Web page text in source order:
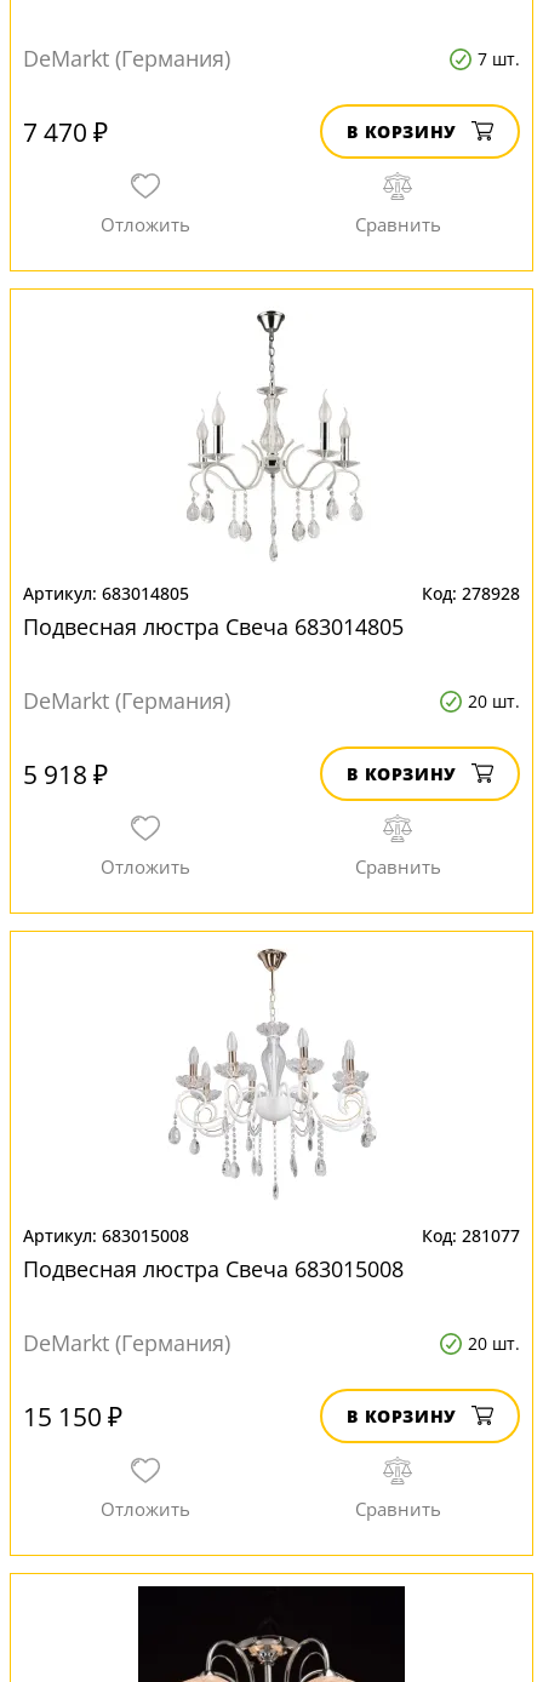
DeMarkt (Германия) 7 шт.
7 470 ₽ В КОРЗИНУ
683014805 278928
Подвесная люстра Свеча 683014805
DeMarkt (Германия) 20 шт.
5 918 ₽ В КОРЗИНУ
683015008 281077
Подвесная люстра Свеча 683015008
DeMarkt (Германия) 20 шт.
15 150 ₽ В КОРЗИНУ